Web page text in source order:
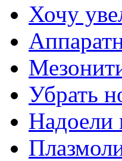
Хочу
Убрать